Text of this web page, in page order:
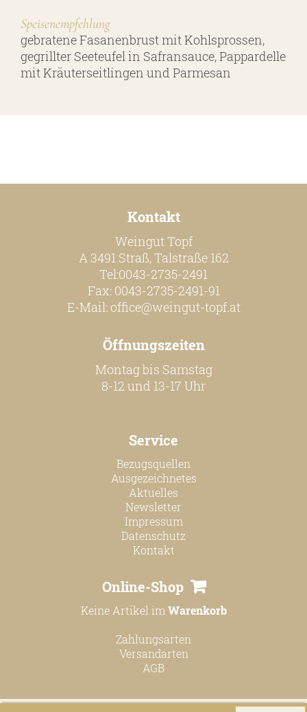
Speisenempfehlung
gebratene Fasanenbrust mit Kohlsprossen,
gegrillter Seeteufel in Safransauce, Pappardelle
mit Kräuterseitlingen und Parmesan
Kontakt
Weingut Topf
A 3491 Straß, Talstraße 162
Tel:0043-2735-2491
Fax: 0043-2735-2491-91
E-Mail: office@weingut-topf.at
Öffnungszeiten
Montag bis Samstag
8-12 und 13-17 Uhr
Service
Bezugsquellen
Ausgezeichnetes
Aktuelles
Newsletter
Impressum
Datenschutz
Kontakt
Online-Shop
Keine Artikel im Warenkorb
Zahlungsarten
Versandarten
AGB